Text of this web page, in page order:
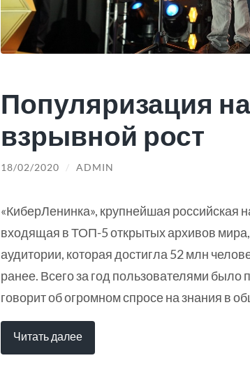
Популяризация
взрывной рост
18/02/2020 / ADMIN
«КиберЛенинка», крупнейшая российская
входящая в ТОП-5 открытых архивов
аудитории, которая достигла 52 млн
ранее. Всего за год пользователями было
говорит об огромном спросе на знания в
Читать далее